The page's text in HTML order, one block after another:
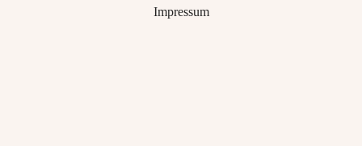
Impressum